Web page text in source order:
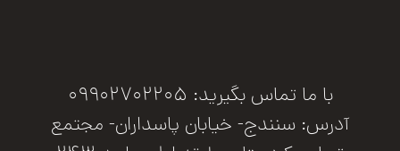
با ما تماس بگیرید: 09902702205
آدرس: سنندج- خیابان پاسداران- مجتمع